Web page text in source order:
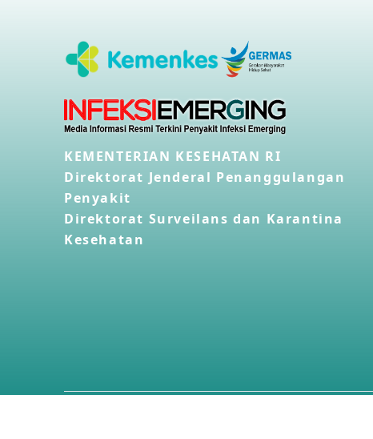
KEMENTERIAN KESEHATAN RI
Direktorat Jenderal Penanggulangan
Penyakit
Direktorat Surveilans dan Karantina
Kesehatan